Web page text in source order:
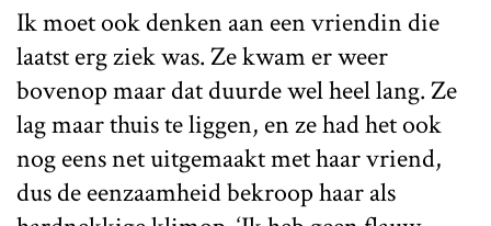
Ik moet ook denken aan een vriendin die
laatst erg ziek was. Ze kwam er weer
bovenop maar dat duurde wel heel lang. Ze
lag maar thuis te liggen, en ze had het ook
nog eens net uitgemaakt met haar vriend,
dus de eenzaamheid bekroop haar als